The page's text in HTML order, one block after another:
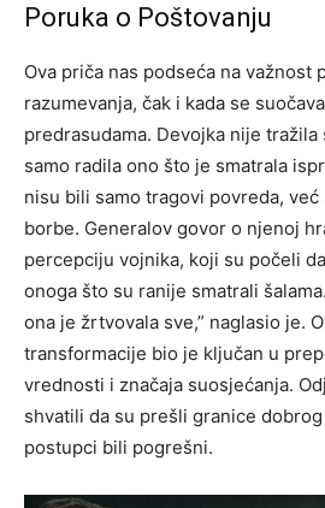
Poruka o Poštovanju
Ova priča nas podseća na važnost
razumevanja, čak i kada se
predrasudama. Devojka nije tražila
samo radila ono što je smatrala
nisu bili samo tragovi povreda,
borbe. Generalov govor o njenoj
percepciju vojnika, koji su počeli
onoga što su ranije smatrali
ona je žrtvovala sve,” naglasio je.
transformacije bio je ključan u
vrednosti i značaja suosjećanja.
shvatili da su prešli granice
postupci bili pogrešni.